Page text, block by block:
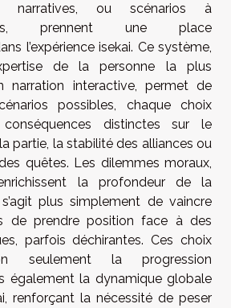
narratives, ou scénarios à
prennent une place
l’expérience isekai. Ce système,
de la personne la plus
narration interactive, permet de
possibles, chaque choix
distinctes sur le
partie, la stabilité des alliances ou
quêtes. Les dilemmes moraux,
la profondeur de la
plus simplement de vaincre
de prendre position face à des
parfois déchirantes. Ces choix
seulement la progression
également la dynamique globale
renforçant la nécessité de peser